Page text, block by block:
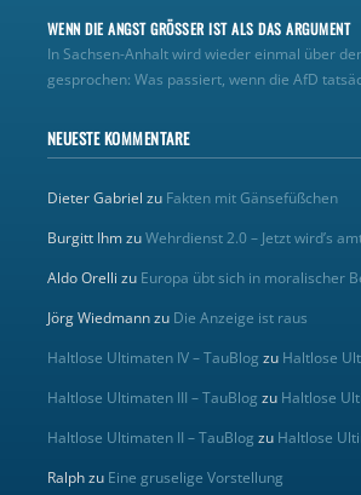
WENN DIE ANGST GRÖSSER IST ALS DAS ARGUMENT
In Sachsen-Anhalt wird wieder einmal über
gesprochen: Was passiert, wenn die AfD
NEUESTE KOMMENTARE
Dieter Gabriel zu Fakten mit Gänsefüßchen
Burgitt IhmzuWehrdienst 2.0 – Jetzt wird’s
Aldo Orelli zu Europa übt sich in moralischer
Jörg Wiedmannzu Die Anzeige ist raus
Haltlose Ultimaten IV – TauBlog zu Haltlose
Haltlose Ultimaten III – TauBlog zu Haltlose
Haltlose Ultimaten II – TauBlog zu Haltlose
Ralphzu Eine gruselige Vorstellung